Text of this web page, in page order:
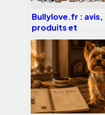
Bullylove.fr : avis,
produits et
conseils pour bien
choisir